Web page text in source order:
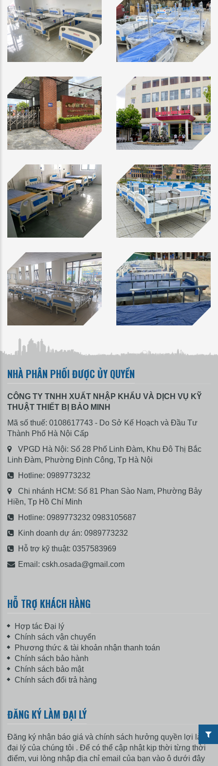
NHÀ PHÂN PHỐI ĐƯỢC ỦY QUYỀN
CÔNG TY TNHH XUẤT NHẬP KHẨU VÀ DỊCH VỤ KỸ
THUẬT THIẾT BỊ BẢO MINH
Mã số thuế: 0108617743 - Do Sở Kế Hoạch và Đầu Tư
Thành Phố Hà Nội Cấp
VPGD Hà Nội: Số 28 Phố Linh Đàm, Khu Đô Thị Bắc
Linh Đàm, Phường Định Công, Tp Hà Nội
Hotline: 0989773232
Chi nhánh HCM: Số 81 Phan Sào Nam, Phường Bảy
Hiền, Tp Hồ Chí Minh
Hotline: 0989773232 0983105687
Kinh doanh dự án: 0989773232
Hỗ trợ kỹ thuật: 0357583969
Email: cskh.osada@gmail.com
HỖ TRỢ KHÁCH HÀNG
Hợp tác Đại lý
Chính sách vận chuyển
Phương thức & tài khoản nhận thanh toán
Chính sách bảo hành
Chính sách bảo mật
Chính sách đổi trả hàng
ĐĂNG KÝ LÀM ĐẠI LÝ
Đăng ký nhận báo giá và chính sách hưởng quyền lợi làm
đại lý của chúng tôi . Để có thể cập nhật kịp thời từng thời
điểm, vui lòng nhập địa chỉ email của bạn vào ô dưới đây